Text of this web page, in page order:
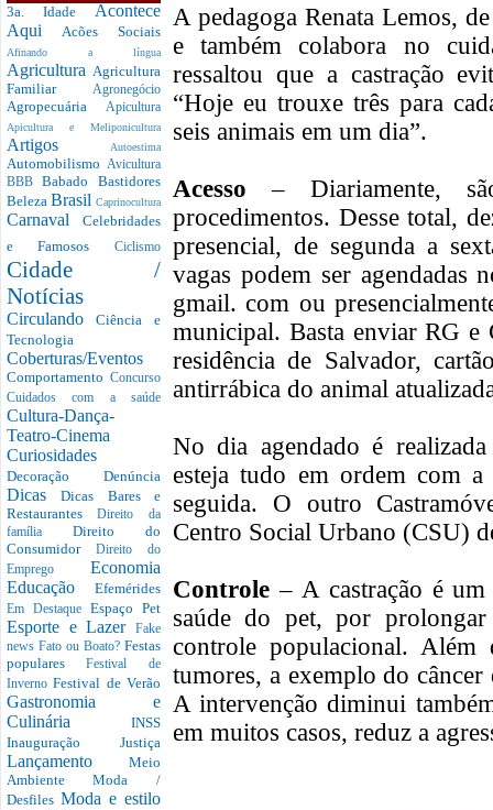
3a. Idade Acontece
Aqui Acões Sociais
Afinando a língua
Agricultura Agricultura
Familiar Agronegócio
Agropecuária Apicultura
Apicultura e Meliponicultura
Artigos Autoestima
Automobilismo Avicultura
BBBBabado Bastidores
Beleza Brasil Caprinocultura
Carnaval Celebridades
e Famosos Ciclismo
Cidade /
Notícias
CirculandoCiência e
Tecnologia
Coberturas/Eventos
Comportamento Concurso
Cuidados com a saúde
Cultura-Dança-
Teatro-Cinema
Curiosidades
Decoração Denúncia
DicasDicas Bares e
RestaurantesDireito da
família Direito do
Consumidor Direito do
Emprego Economia
Educação Efemérides
Em Destaque Espaço Pet
Esporte e Lazer
Fake
news Fato ou Boato? Festas
popularesFestival de
InvernoFestival de Verão
Gastronomia e
Culinária INSS
Inauguração Justiça
Lançamento Meio
AmbienteModa /
Desfiles Moda e estilo
A pedagoga Renata Lemos,
e também colabora no
ressaltou que a castração
“Hoje eu trouxe três para
seis animais em um dia”.
Acesso
– Diariamente,
procedimentos. Desse total,
presencial, de segunda a
vagas podem ser agendadas
gmail. com ou
municipal. Basta enviar RG
residência de Salvador,
antirrábica do animal
No dia agendado é
esteja tudo em ordem com
seguida. O outro
Centro Social Urbano (CSU)
Controle – A castração é
saúde do pet, por
controle populacional. Além
tumores, a exemplo do câncer
A intervenção diminui
em muitos casos, reduz a